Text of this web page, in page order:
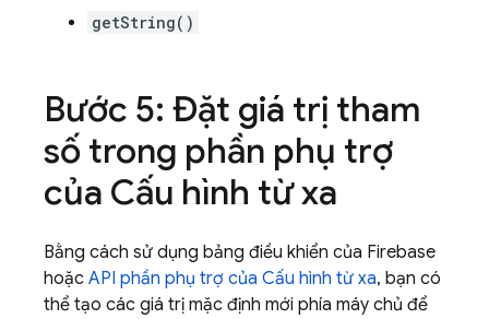
getString()
Bước 5: Đặt giá trị tham
số trong phần phụ trợ
của Cấu hình từ xa
Bằng cách sử dụng bảng điều khiển của Firebase
hoặc API phần phụ trợ của Cấu hình từ xa, bạn có
thể tạo các giá trị mặc định mới phía máy chủ để